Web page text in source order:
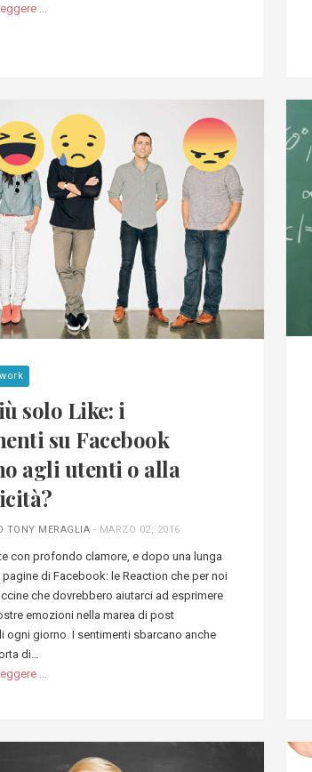
...
solo Like: i
su Facebook
agli utenti o alla
TONY MERAGLIA - MARZO 02, 2016
con profondo clamore, e dopo una lunga
pagine di Facebook: le Reaction che per noi
che dovrebbero aiutarci ad esprimere
emozioni nella marea di post
ogni giorno. I sentimenti sbarcano anche
di…
...